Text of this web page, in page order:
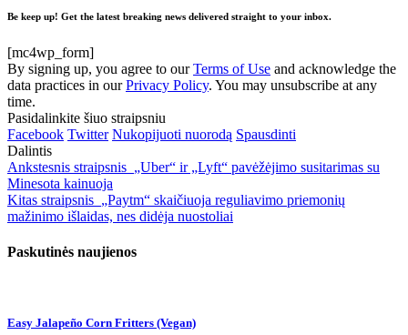
Be keep up! Get the latest breaking news delivered straight to your inbox.
[mc4wp_form]
By signing up, you agree to ourTerms of Use and acknowledge the
data practices in ourPrivacy Policy. You may unsubscribe at any
time.
Pasidalinkite šiuo straipsniu
Facebook Twitter Nukopijuoti nuorodą Spausdinti
Dalintis
Ankstesnis straipsnis „Uber“ ir „Lyft“ pavėžėjimo susitarimas su
Minesota kainuoja
Kitas straipsnis „Paytm“ skaičiuoja reguliavimo priemonių
mažinimo išlaidas, nes didėja nuostoliai
Paskutinės naujienos
Easy Jalapeño Corn Fritters (Vegan)